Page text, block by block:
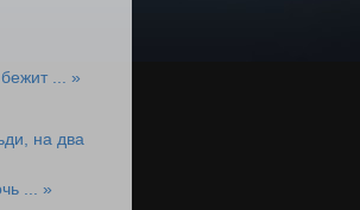
бежит ... »
на два
... »